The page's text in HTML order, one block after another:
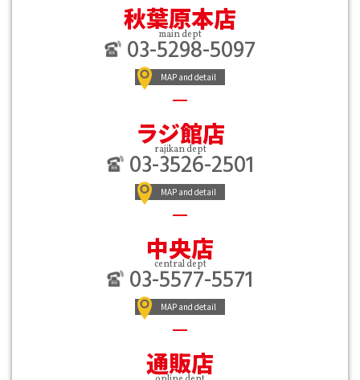
秋葉原本店
main dept
03-5298-5097
MAP and detail
ラジ館店
rajikan dept
03-3526-2501
MAP and detail
中央店
central dept
03-5577-5571
MAP and detail
通販店